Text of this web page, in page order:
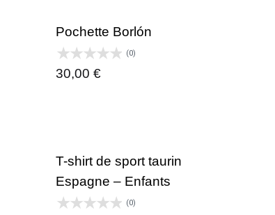
Pochette Borlón
(0)
30,00 €
T-shirt de sport taurin
Espagne – Enfants
(0)